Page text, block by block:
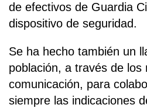
de efectivos de Guardia
dispositivo de seguridad.
Se ha hecho también un
población, a través de los
comunicación, para
siempre las indicaciones